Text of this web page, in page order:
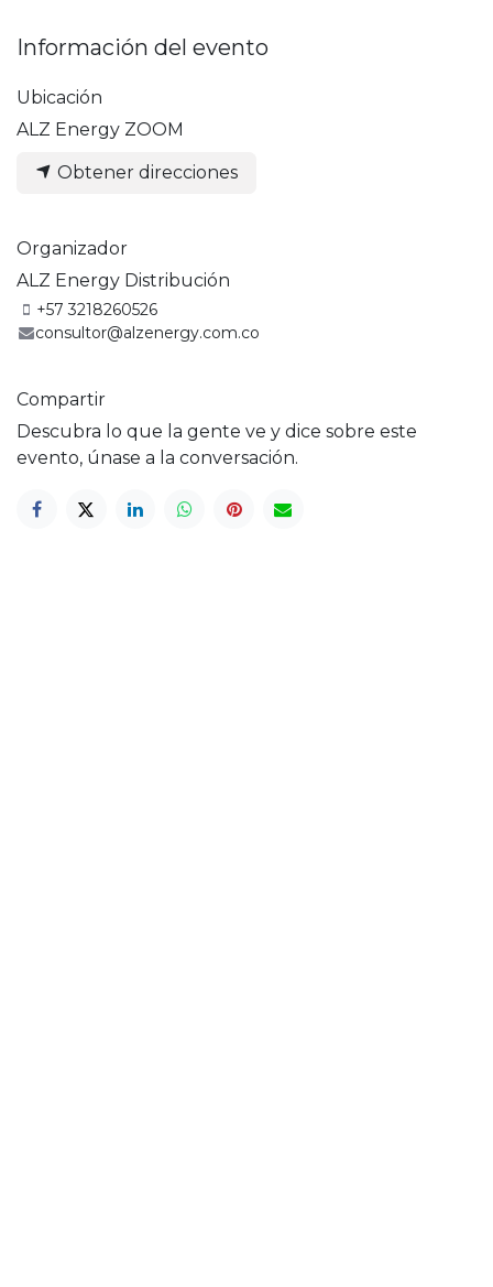
Información del evento
Ubicación
ALZ Energy ZOOM
Obtener direcciones
Organizador
ALZ Energy Distribución
+57 3218260526
consultor@alzenergy.com.co
Compartir
Descubra lo que la gente ve y dice sobre este
evento, únase a la conversación.